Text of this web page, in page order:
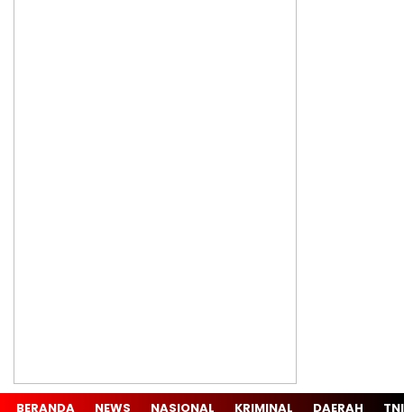
BERANDA NEWS NASIONAL KRIMINAL DAERAH